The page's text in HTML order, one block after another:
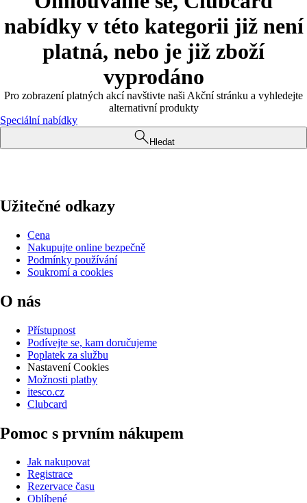
nabídky v této kategorii již není
platná, nebo je již zboží
vyprodáno
Pro zobrazení platných akcí navštivte naši Akční stránku a vyhledejte
alternativní produkty
Speciální nabídky
Hledat
Užitečné odkazy
Cena
Nakupujte online bezpečně
Podmínky používání
Soukromí a cookies
O nás
Přístupnost
Podívejte se, kam doručujeme
Poplatek za službu
Nastavení Cookies
Možnosti platby
itesco.cz
Clubcard
Pomoc s prvním nákupem
Jak nakupovat
Registrace
Rezervace času
Oblíbené